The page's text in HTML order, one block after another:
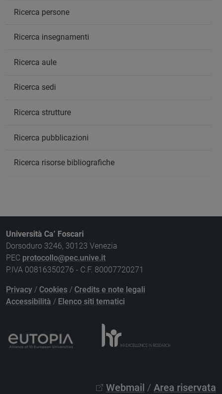
Ricerca persone
Ricerca insegnamenti
Ricerca aule
Ricerca sedi
Ricerca strutture
Ricerca pubblicazioni
Ricerca risorse bibliografiche
Università Ca’ Foscari
Dorsoduro 3246, 30123 Venezia
PEC protocollo@pec.unive.it
P.IVA 00816350276 - C.F. 80007720271
Privacy / Cookies / Credits e note legali
Accessibilità / Elenco siti tematici
Webmail / Area riservata